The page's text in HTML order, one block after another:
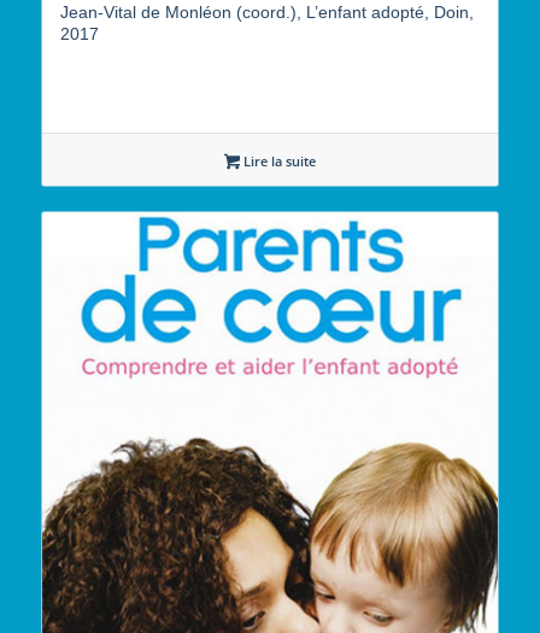
Jean-Vital de Monléon (coord.), L’enfant adopté, Doin,
2017
Lire la suite